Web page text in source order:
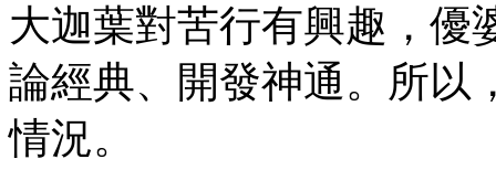
大迦葉對苦行有興趣，優
論經典、開發神通。所以
情況。